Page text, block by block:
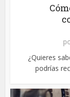
¿Quieres
podrías